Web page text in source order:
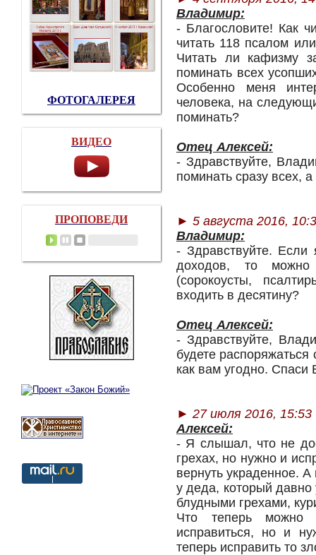
Владимир:
- Благословите! Как
читать 118 псалом
Читать ли кафизму
поминать всех
Особенно меня
человека, на
поминать?
Отец Алексей:
- Здравствуйте,
поминать сразу всех,
► 5 августа 2016,
Владимир:
- Здравствуйте. Если
доходов, то можно
(сорокоусты,
входить в десятину?
Отец Алексей:
- Здравствуйте,
будете
как вам угодно. Спаси
► 27 июля 2016, 15:53
Алексей:
- Я слышал, что не
грехах, но нужно и
вернуть украденное.
у деда, который
блудными грехами,
Что теперь можно
исправиться, но и
теперь исправить то
ФОТОГАЛЕРЕЯ
ВИДЕО
ПРОПОВЕДИ